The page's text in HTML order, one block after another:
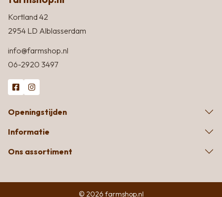
Kortland 42
2954 LD Alblasserdam
info@farmshop.nl
06-2920 3497
Openingstijden
Informatie
Ons assortiment
© 2026 farmshop.nl